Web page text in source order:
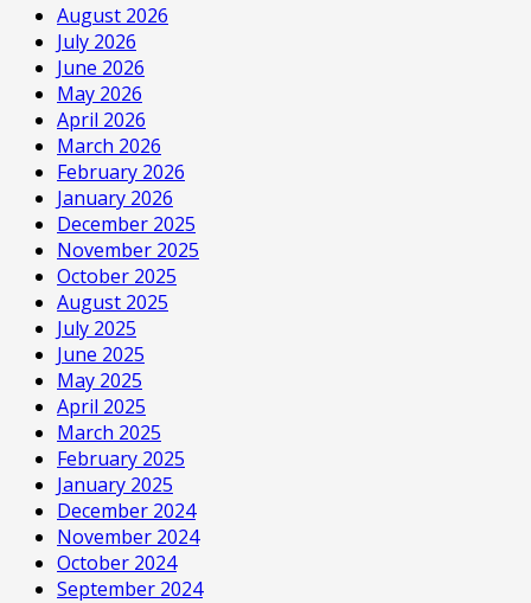
August 2026
July 2026
June 2026
May 2026
April 2026
March 2026
February 2026
January 2026
December 2025
November 2025
October 2025
August 2025
July 2025
June 2025
May 2025
April 2025
March 2025
February 2025
January 2025
December 2024
November 2024
October 2024
September 2024